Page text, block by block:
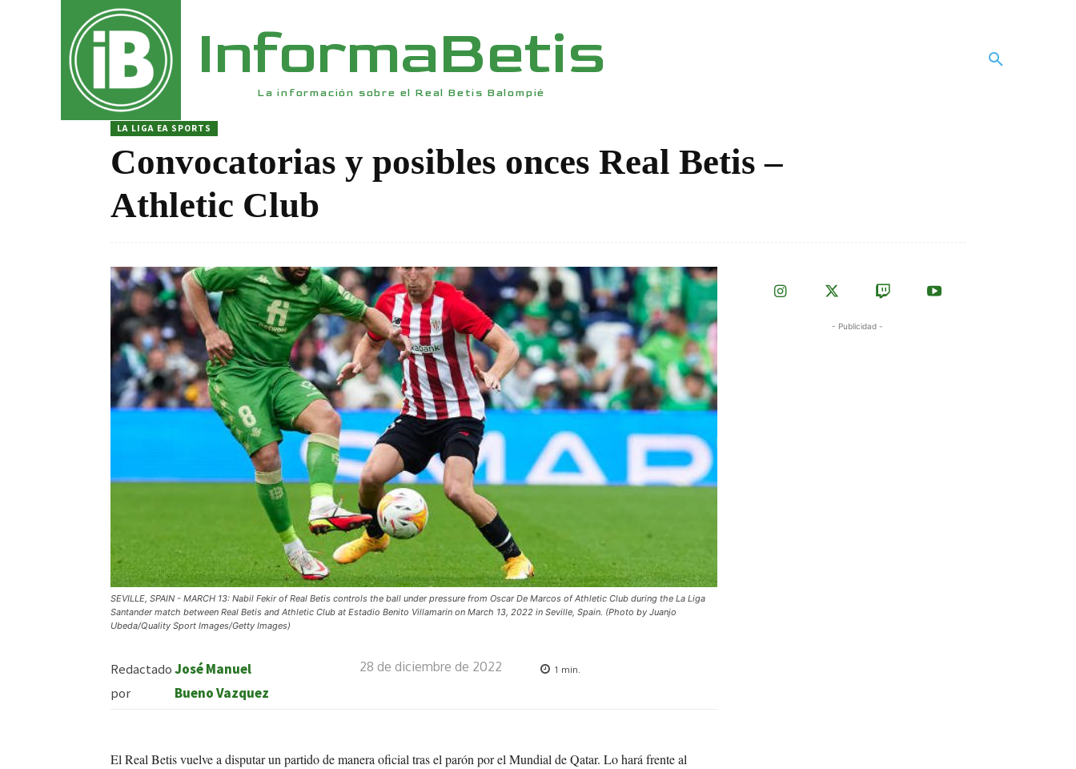
InformaBetis
La información sobre el Real Betis Balompié
LA LIGA EA SPORTS
Convocatorias y posibles onces Real Betis –
Athletic Club
SEVILLE, SPAIN - MARCH 13: Nabil Fekir of Real Betis controls the ball under pressure from Oscar De Marcos of Athletic Club during the La Liga
Santander match between Real Betis and Athletic Club at Estadio Benito Villamarin on March 13, 2022 in Seville, Spain. (Photo by Juanjo
Ubeda/Quality Sport Images/Getty Images)
Redactado
por
José Manuel
Bueno Vazquez
28 de diciembre de 2022 1 min.
El Real Betis vuelve a disputar un partido de manera oficial tras el parón por el Mundial de Qatar. Lo hará frente al
- Publicidad -